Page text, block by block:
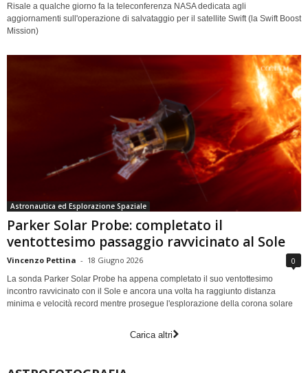
Risale a qualche giorno fa la teleconferenza NASA dedicata agli
aggiornamenti sull'operazione di salvataggio per il satellite Swift (la Swift Boost
Mission)
Astronautica ed Esplorazione Spaziale
Parker Solar Probe: completato il
ventottesimo passaggio ravvicinato al Sole
Vincenzo Pettina - 18 Giugno 2026 0
La sonda Parker Solar Probe ha appena completato il suo ventottesimo
incontro ravvicinato con il Sole e ancora una volta ha raggiunto distanza
minima e velocità record mentre prosegue l'esplorazione della corona solare
Carica altri